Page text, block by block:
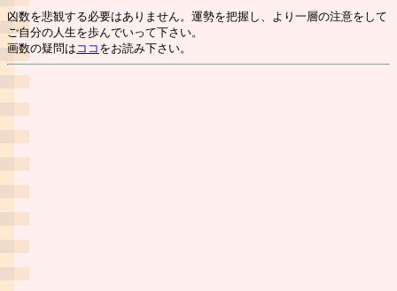
凶数を悲観する必要はありません。運勢を把握し、より一層の注意をして
ご自分の人生を歩んでいって下さい。
画数の疑問は ココ をお読み下さい。